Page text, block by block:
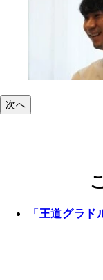
次へ
「王道グラド